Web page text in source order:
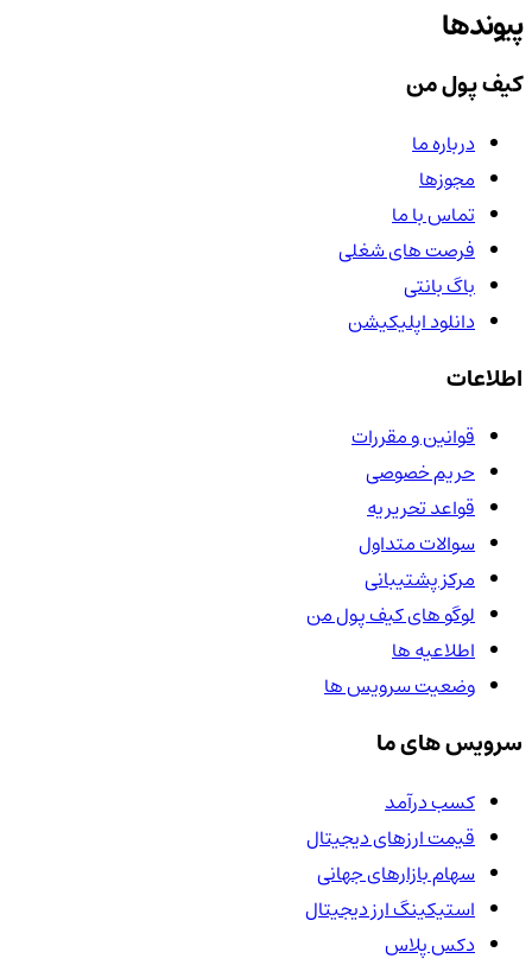
پیوندها
کیف پول من
درباره ما
مجوزها
تماس با ما
فرصت های شغلی
باگ بانتی
دانلود اپلیکیشن
اطلاعات
قوانین و مقررات
حریم خصوصی
قواعد تحریریه
سوالات متداول
مرکز پشتیبانی
لوگو های کیف پول من
اطلاعیه ها
وضعیت سرویس ها
سرویس های ما
کسب درآمد
قیمت ارزهای دیجیتال
سهام بازارهای جهانی
استیکینگ ارز دیجیتال
دکس پلاس